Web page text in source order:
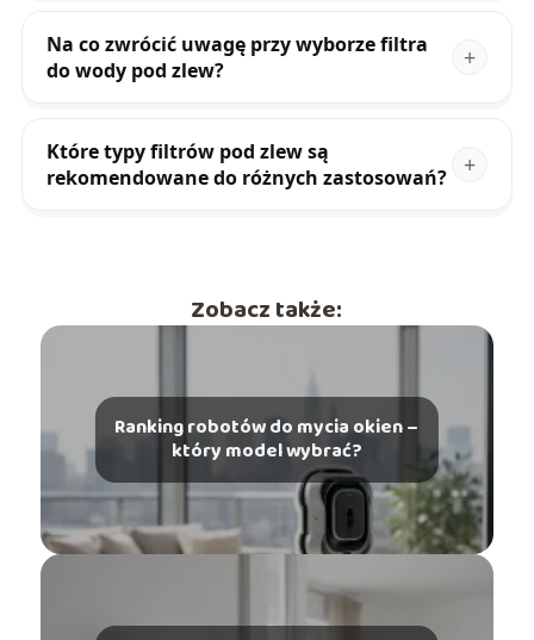
Na co zwrócić uwagę przy wyborze filtra
do wody pod zlew?
Które typy filtrów pod zlew są
rekomendowane do różnych zastosowań?
Zobacz także:
Ranking robotów do mycia okien –
który model wybrać?